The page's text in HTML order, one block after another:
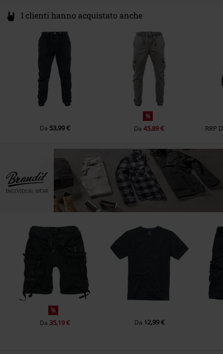
I clienti hanno acquistato anche
Da 53,99 €
%
Da45,89 € RRP
%
Da 35,19 € Da 12,99 €